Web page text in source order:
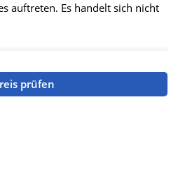
auftreten. Es handelt sich nicht
prüfen